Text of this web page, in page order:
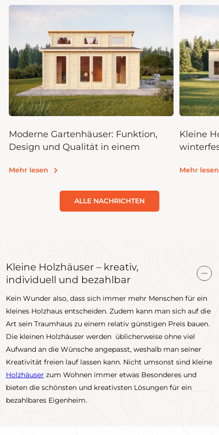
ALLE NACHRICHTEN
Moderne Gartenhäuser: Funktion,
Design und Qualität in einem
Mehr lesen
Kleine
Mehr lesen
Kleine Holzhäuser – kreativ,
individuell und bezahlbar
Kein Wunder also, dass sich immer mehr Menschen für ein
kleines Holzhaus entscheiden. Zudem kann man sich auf die
Art sein Traumhaus zu einem relativ günstigen Preis bauen.
Die kleinen Holzhäuser werden üblicherweise ohne viel
Aufwand an die Wünsche angepasst, weshalb man seiner
Kreativität freien lauf lassen kann. Nicht umsonst sind kleine
Holzhäuser zum Wohnen immer etwas Besonderes und
bieten die schönsten und kreativsten Lösungen für ein
bezahlbares Eigenheim.